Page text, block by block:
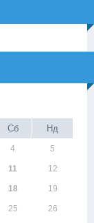
Сб Нд
4 5
11 12
18 19
25 26